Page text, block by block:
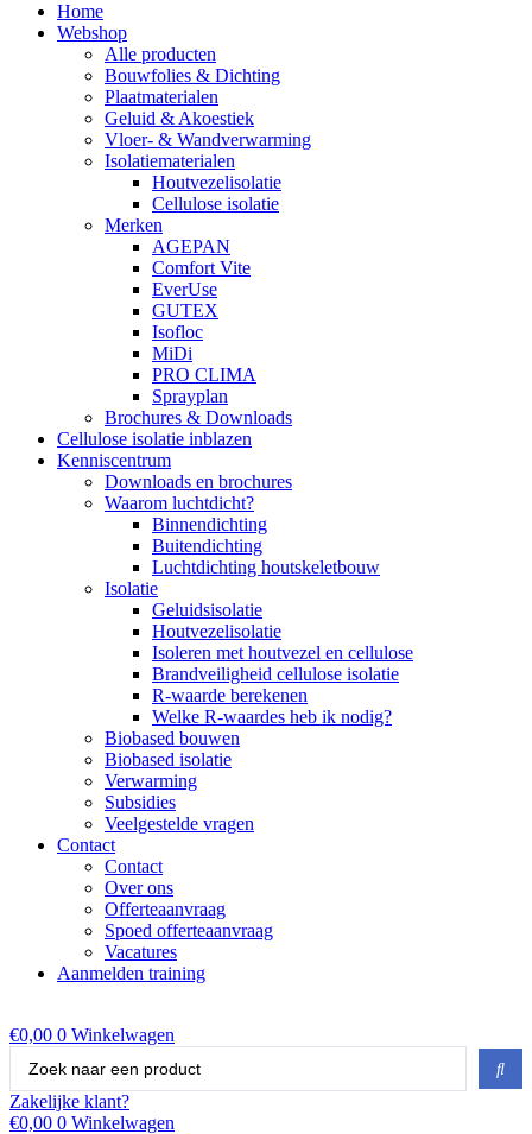
Home
Webshop
Alle producten
Bouwfolies & Dichting
Plaatmaterialen
Geluid & Akoestiek
Vloer- & Wandverwarming
Isolatiematerialen
Houtvezelisolatie
Cellulose isolatie
Merken
AGEPAN
Comfort Vite
EverUse
GUTEX
Isofloc
MiDi
PRO CLIMA
Sprayplan
Brochures & Downloads
Cellulose isolatie inblazen
Kenniscentrum
Downloads en brochures
Waarom luchtdicht?
Binnendichting
Buitendichting
Luchtdichting houtskeletbouw
Isolatie
Geluidsisolatie
Houtvezelisolatie
Isoleren met houtvezel en cellulose
Brandveiligheid cellulose isolatie
R-waarde berekenen
Welke R-waardes heb ik nodig?
Biobased bouwen
Biobased isolatie
Verwarming
Subsidies
Veelgestelde vragen
Contact
Contact
Over ons
Offerteaanvraag
Spoed offerteaanvraag
Vacatures
Aanmelden training
€0,00 0 Winkelwagen
Zakelijke klant?
€0,00 0 Winkelwagen